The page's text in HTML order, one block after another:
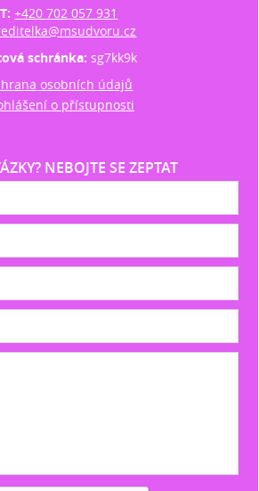
T:+420 702 057 931
schránka:sg7kk9k
osobních údajů
o přístupnosti
NEBOJTE SE ZEPTAT